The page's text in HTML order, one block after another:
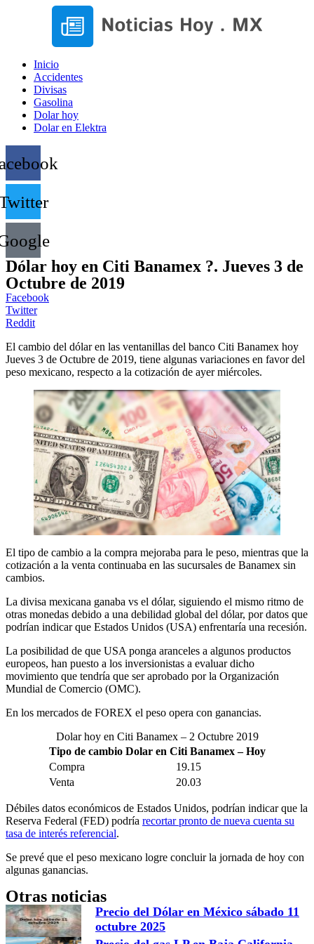
Inicio
Accidentes
Divisas
Gasolina
Dolar hoy
Dolar en Elektra
Dólar hoy en Citi Banamex ?. Jueves 3 de
Octubre de 2019
Facebook
Twitter
Reddit
El cambio del dólar en las ventanillas del banco Citi Banamex hoy
Jueves 3 de Octubre de 2019, tiene algunas variaciones en favor del
peso mexicano, respecto a la cotización de ayer miércoles.
El tipo de cambio a la compra mejoraba para le peso, mientras que la
cotización a la venta continuaba en las sucursales de Banamex sin
cambios.
La divisa mexicana ganaba vs el dólar, siguiendo el mismo ritmo de
otras monedas debido a una debilidad global del dólar, por datos que
podrían indicar que Estados Unidos (USA) enfrentaría una recesión.
La posibilidad de que USA ponga aranceles a algunos productos
europeos, han puesto a los inversionistas a evaluar dicho
movimiento que tendría que ser aprobado por la Organización
Mundial de Comercio (OMC).
En los mercados de FOREX el peso opera con ganancias.
Dolar hoy en Citi Banamex – 2 Octubre 2019
Tipo de cambio Dolar en Citi Banamex – Hoy
Compra
19.15
Venta
20.03
Débiles datos económicos de Estados Unidos, podrían indicar que la
Reserva Federal (FED) podría recortar pronto de nueva cuenta su
tasa de interés referencial.
Se prevé que el peso mexicano logre concluir la jornada de hoy con
algunas ganancias.
Otras noticias
Precio del Dólar en México sábado 11
octubre 2025